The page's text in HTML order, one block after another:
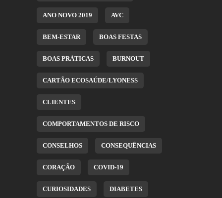
ANO NOVO 2019 AVC
BEM-ESTAR BOAS FESTAS
BOAS PRÁTICAS BURNOUT
CARTÃO ECOSAÚDE/LYONESS
CLIENTES
COMPORTAMENTOS DE RISCO
CONSELHOS CONSEQUÊNCIAS
CORAÇÃO COVID-19
CURIOSIDADES DIABETES